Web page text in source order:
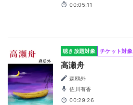
00:05:11
聴き放題対象 チケット対象
高瀬舟
森鴎外
佐川有香
00:29:26